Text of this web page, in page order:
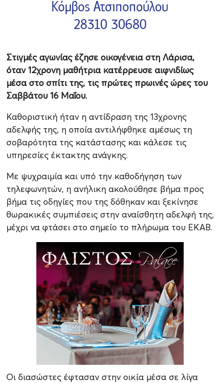
Στιγμές αγωνίας έζησε οικογένεια στη Λάρισα,
όταν 12χρονη μαθήτρια κατέρρευσε αιφνιδίως
μέσα στο σπίτι της, τις πρώτες πρωινές ώρες του
Σαββάτου 16 Μαΐου.
Καθοριστική ήταν η αντίδραση της 13χρονης
αδελφής της, η οποία αντιλήφθηκε αμέσως τη
σοβαρότητα της κατάστασης και κάλεσε τις
υπηρεσίες έκτακτης ανάγκης.
Με ψυχραιμία και υπό την καθοδήγηση των
τηλεφωνητών, η ανήλικη ακολούθησε βήμα προς
βήμα τις οδηγίες που της δόθηκαν και ξεκίνησε
θωρακικές συμπιέσεις στην αναίσθητη αδελφή της,
μέχρι να φτάσει στο σημείο το πλήρωμα του ΕΚΑΒ.
Οι διασώστες έφτασαν στην οικία μέσα σε λίγα